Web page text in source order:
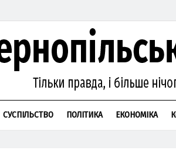
СУСПІЛЬСТВО ПОЛІТИКА ЕКОНОМІКА